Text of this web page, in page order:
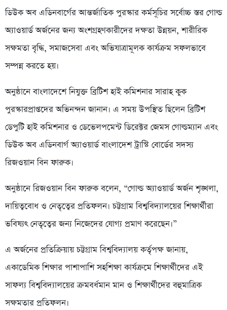
ডিউক অব এডিনবার্গের আন্তর্জাতিক পুরস্কার কর্মসূচির সর্বোচ্চ স্তর গোল্ড
অ্যাওয়ার্ড অর্জনের জন্য অংশগ্রহণকারীদের দক্ষতা উন্নয়ন, শারীরিক
সক্ষমতা বৃদ্ধি, সমাজসেবা এবং অভিযাত্রামূলক কার্যক্রম সফলভাবে
সম্পন্ন করতে হয়।
অনুষ্ঠানে বাংলাদেশে নিযুক্ত ব্রিটিশ হাই কমিশনার সারাহ কুক
পুরস্কারপ্রাপ্তদের অভিনন্দন জানান। এ সময় উপস্থিত ছিলেন ব্রিটিশ
ডেপুটি হাই কমিশনার ও ডেভেলপমেন্ট ডিরেক্টর জেমস গোল্ডম্যান এবং
ডিউক অব এডিনবার্গ অ্যাওয়ার্ড বাংলাদেশ ট্রাস্টি বোর্ডের সদস্য
রিজওয়ান বিন ফারুক।
অনুষ্ঠানে রিজওয়ান বিন ফারুক বলেন, “গোল্ড অ্যাওয়ার্ড অর্জন শৃঙ্খলা,
দায়িত্ববোধ ও নেতৃত্বের প্রতিফলন। চট্টগ্রাম বিশ্ববিদ্যালয়ের শিক্ষার্থীরা
ভবিষ্যৎ নেতৃত্বের জন্য নিজেদের যোগ্য প্রমাণ করেছেন।”
এ অর্জনের প্রতিক্রিয়ায় চট্টগ্রাম বিশ্ববিদ্যালয় কর্তৃপক্ষ জানায়,
একাডেমিক শিক্ষার পাশাপাশি সহশিক্ষা কার্যক্রমে শিক্ষার্থীদের এই
সাফল্য বিশ্ববিদ্যালয়ের ক্রমবর্ধমান মান ও শিক্ষার্থীদের বহুমাত্রিক
সক্ষমতার প্রতিফলন।